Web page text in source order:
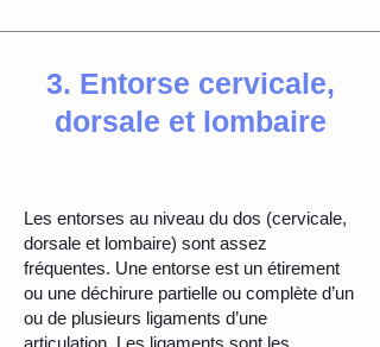
3. Entorse cervicale,
dorsale et lombaire
Les entorses au niveau du dos (cervicale,
dorsale et lombaire) sont assez
fréquentes. Une entorse est un étirement
ou une déchirure partielle ou complète d’un
ou de plusieurs ligaments d’une
articulation. Les ligaments sont les